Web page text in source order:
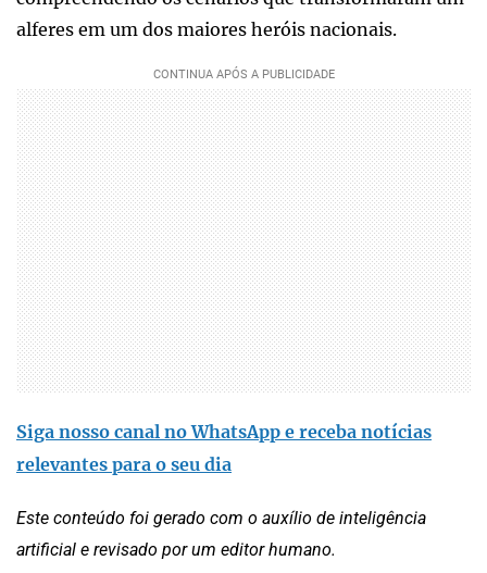
alferes em um dos maiores heróis nacionais.
Siga nosso canal no WhatsApp e receba notícias
relevantes para o seu dia
Este conteúdo foi gerado com o auxílio de inteligência
artificial e revisado por um editor humano.